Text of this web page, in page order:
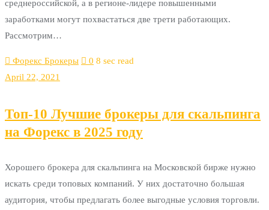
среднероссийской, а в регионе-лидере повышенными
заработками могут похвастаться две трети работающих.
Рассмотрим…
Форекс Брокеры 0 8 sec read
April 22, 2021
Топ-10 Лучшие брокеры для скальпинга
на Форекс в 2025 году
Хорошего брокера для скальпинга на Московской бирже нужно
искать среди топовых компаний. У них достаточно большая
аудитория, чтобы предлагать более выгодные условия торговли.